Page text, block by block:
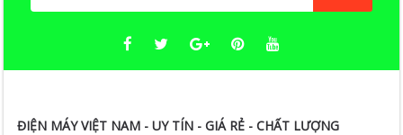
ĐIỆN MÁY VIỆT NAM - UY TÍN - GIÁ RẺ - CHẤT LƯỢNG